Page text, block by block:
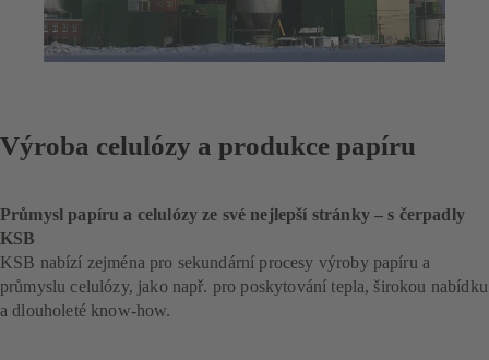
Výroba celulózy a produkce papíru
Průmysl papíru a celulózy ze své nejlepší stránky – s čerpadly
KSB
KSB nabízí zejména pro sekundární procesy výroby papíru a
průmyslu celulózy, jako např. pro poskytování tepla, širokou nabídku
a dlouholeté know-how.